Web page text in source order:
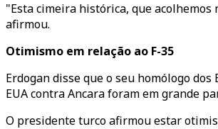
"Esta cimeira histórica, que
afirmou.
Otimismo em relação ao F-35
Erdogan disse que o seu homólogo
EUA contra Ancara foram em grande
O presidente turco afirmou estar